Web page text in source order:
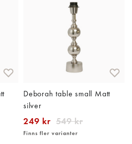
Deborah table small Matt
silver
249 kr 549 kr
Finns fler varianter